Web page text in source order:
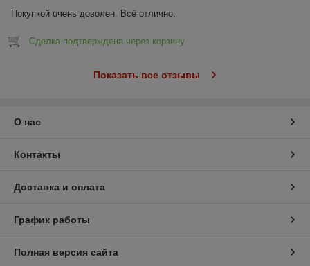
Покупкой очень доволен. Всё отлично.
Сделка подтверждена через корзину
Показать все отзывы
О нас
Контакты
Доставка и оплата
График работы
Полная версия сайта